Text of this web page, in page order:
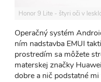
Honor 9 Lite - štyri oči v
Operačný systém
ním nadstavba EMUI
prostredím sa môžete
materskej značky
dobre a nič podstatné